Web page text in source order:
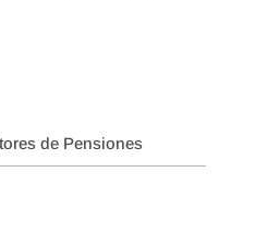
de Pensiones